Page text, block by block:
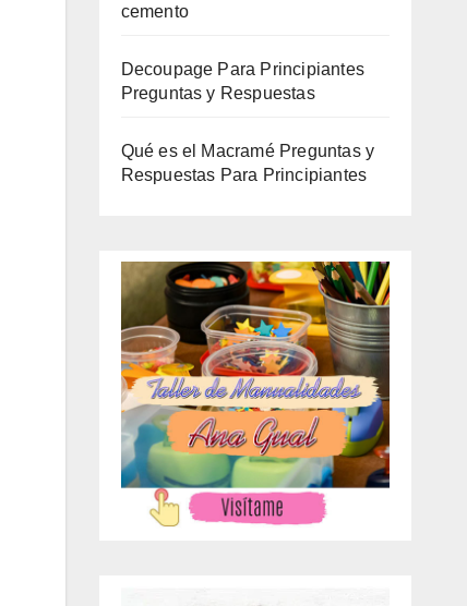
cemento
Decoupage Para Principiantes
Preguntas y Respuestas
Qué es el Macramé Preguntas y
Respuestas Para Principiantes